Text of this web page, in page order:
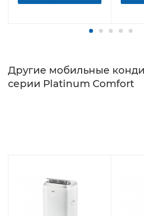
Другие мобильные
серии Platinum Comfort